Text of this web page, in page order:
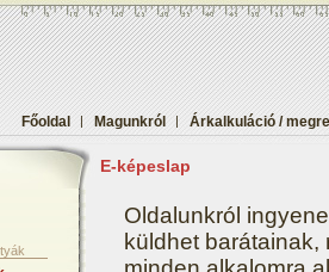
Főoldal | Magunkról | Árkalkuláció /
E-képeslap
Oldalunkról
küldhet